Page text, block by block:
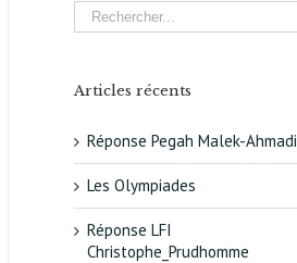
Articles récents
Réponse Pegah Malek-Ahmadi
Les Olympiades
Réponse LFI
Christophe_Prudhomme